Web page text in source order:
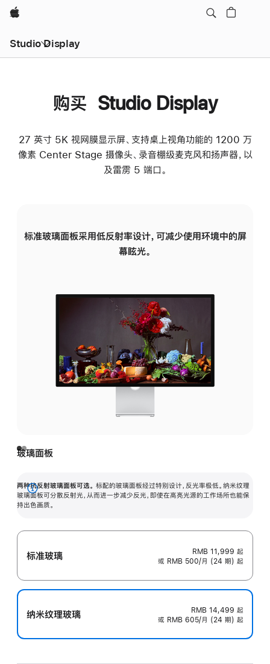
Apple
Studio Display
购买 Studio Display
27 英寸 5K 视网膜显示屏、支持桌上视角功能的 1200 万
像素 Center Stage 摄像头、录音棚级麦克风和扬声器，以
及雷雳 5 端口。
标准玻璃面板采用低反射率设计，可减少使用环境中的屏
幕眩光。
玻璃面板
两种抗反射玻璃面板可选。 标配的玻璃面板经过特别设计，反光率极低。纳米纹理
玻璃面板可分散反射光，从而进一步减少反光，即使在高亮光源的工作场所也能保
持出色画质。
展
开
标准玻璃 RMB 11,999 起
或 RMB 500/月 (24 期) 起
纳米纹理玻璃 RMB 14,499 起
或 RMB 605/月 (24 期) 起